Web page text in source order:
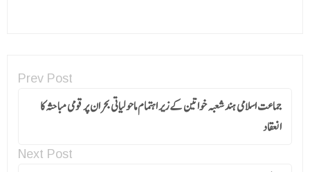
Prev Post
جماعت اسلامی ہند شعبہ خواتین کے زیر اہتمام ماحولیاتی بحران پر قومی مباحثہ کا
انعقاد
Next Post